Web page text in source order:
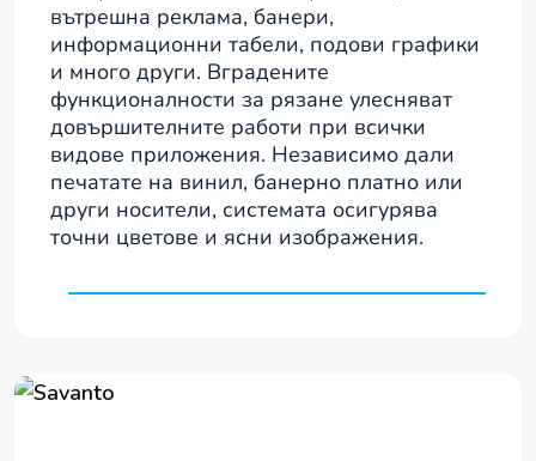
вътрешна реклама, банери,
информационни табели, подови графики
и много други. Вградените
функционалности за рязане улесняват
довършителните работи при всички
видове приложения. Независимо дали
печатате на винил, банерно платно или
други носители, системата осигурява
точни цветове и ясни изображения.